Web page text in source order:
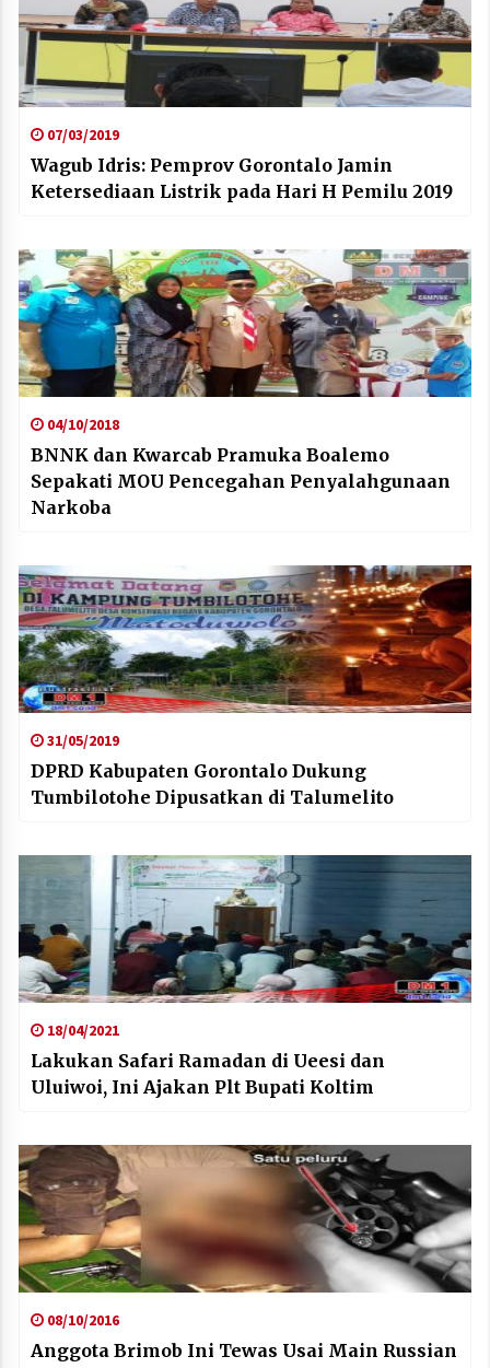
07/03/2019
Wagub Idris: Pemprov Gorontalo Jamin
Ketersediaan Listrik pada Hari H Pemilu 2019
04/10/2018
BNNK dan Kwarcab Pramuka Boalemo
Sepakati MOU Pencegahan Penyalahgunaan
Narkoba
31/05/2019
DPRD Kabupaten Gorontalo Dukung
Tumbilotohe Dipusatkan di Talumelito
18/04/2021
Lakukan Safari Ramadan di Ueesi dan
Uluiwoi, Ini Ajakan Plt Bupati Koltim
08/10/2016
Anggota Brimob Ini Tewas Usai Main Russian